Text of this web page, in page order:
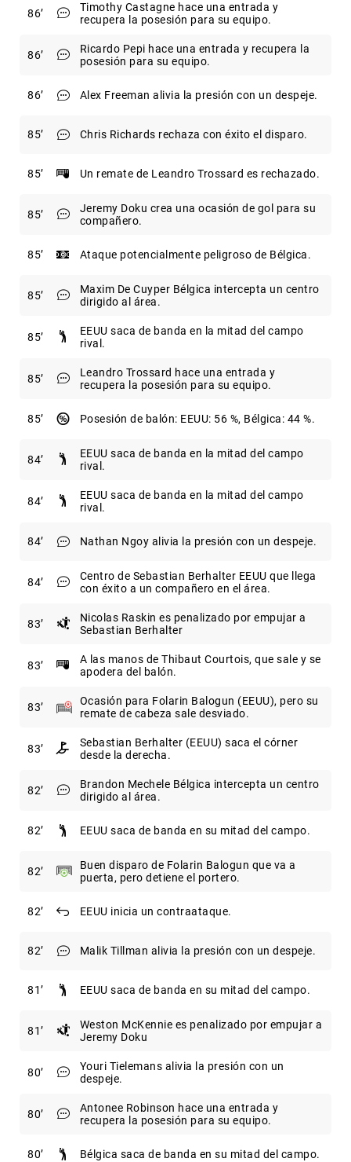
86
Timothy Castagne hace una entrada y
recupera la posesión para su equipo.
86
Ricardo Pepi hace una entrada y recupera la
posesión para su equipo.
86 Alex Freeman alivia la presión con un despeje.
85 Chris Richards rechaza con éxito el disparo.
85 Un remate de Leandro Trossard es rechazado.
85
Jeremy Doku crea una ocasión de gol para su
compañero.
85 Ataque potencialmente peligroso de Bélgica.
85
Maxim De Cuyper Bélgica intercepta un centro
dirigido al área.
85
EEUU saca de banda en la mitad del campo
rival.
85
Leandro Trossard hace una entrada y
recupera la posesión para su equipo.
85 Posesión de balón: EEUU: 56 %, Bélgica: 44 %.
84
EEUU saca de banda en la mitad del campo
rival.
84
EEUU saca de banda en la mitad del campo
rival.
84 Nathan Ngoy alivia la presión con un despeje.
84
Centro de Sebastian Berhalter EEUU que llega
con éxito a un compañero en el área.
83
Nicolas Raskin es penalizado por empujar a
Sebastian Berhalter
83
A las manos de Thibaut Courtois, que sale y se
apodera del balón.
83
Ocasión para Folarin Balogun (EEUU), pero su
remate de cabeza sale desviado.
83
Sebastian Berhalter (EEUU) saca el córner
desde la derecha.
82
Brandon Mechele Bélgica intercepta un centro
dirigido al área.
82 EEUU saca de banda en su mitad del campo.
82
Buen disparo de Folarin Balogun que va a
puerta, pero detiene el portero.
82 EEUU inicia un contraataque.
82 Malik Tillman alivia la presión con un despeje.
81 EEUU saca de banda en su mitad del campo.
81
Weston McKennie es penalizado por empujar a
Jeremy Doku
80
Youri Tielemans alivia la presión con un
despeje.
80
Antonee Robinson hace una entrada y
recupera la posesión para su equipo.
80 Bélgica saca de banda en su mitad del campo.